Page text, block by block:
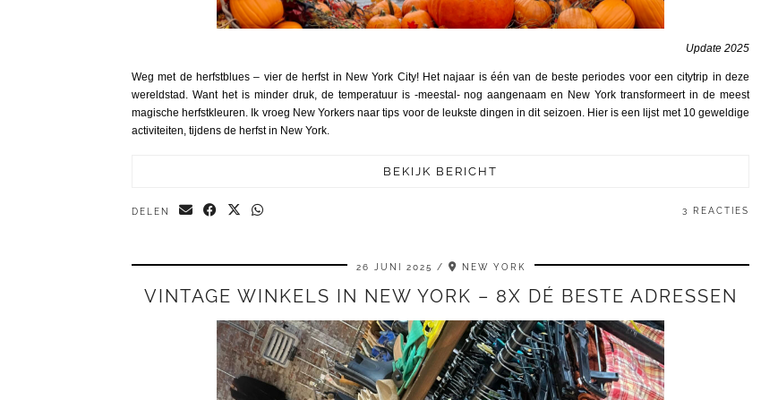
Update 2025
Weg met de herfstblues – vier de herfst in New York City! Het najaar is één van de beste periodes voor een citytrip in deze
wereldstad. Want het is minder druk, de temperatuur is -meestal- nog aangenaam en New York transformeert in de meest
magische herfstkleuren. Ik vroeg New Yorkers naar tips voor de leukste dingen in dit seizoen. Hier is een lijst met 10 geweldige
activiteiten, tijdens de herfst in New York.
BEKIJK BERICHT
DELEN 3 REACTIES
26 JUNI 2025 NEW YORK
VINTAGE WINKELS IN NEW YORK – 8X DÉ BESTE ADRESSEN